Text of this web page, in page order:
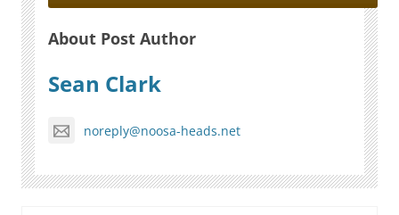
About Post Author
Sean Clark
noreply@noosa-heads.net